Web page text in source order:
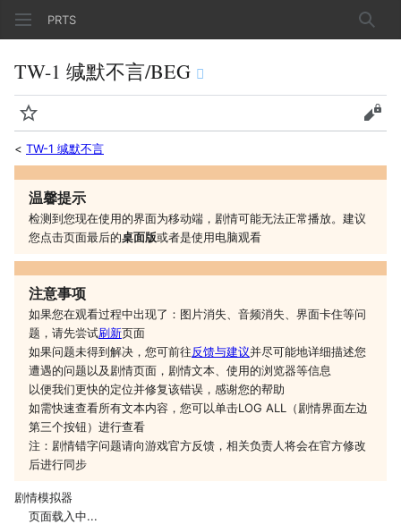
PRTS 搜索
TW-1 缄默不言/BEG
监视
查看
< TW-1 缄默不言
温馨提示
检测到您现在使用的界面为移动端，剧情可能无法正常播放。建议
您点击页面最后的桌面版或者是使用电脑观看
注意事项
如果您在观看过程中出现了：图片消失、音频消失、界面卡住等问
题，请先尝试刷新页面
如果问题未得到解决，您可前往反馈与建议并尽可能地详细描述您
遭遇的问题以及剧情页面，剧情文本、使用的浏览器等信息
以便我们更快的定位并修复该错误，感谢您的帮助
如需快速查看所有文本内容，您可以单击LOG ALL（剧情界面左边
第三个按钮）进行查看
注：剧情错字问题请向游戏官方反馈，相关负责人将会在官方修改
后进行同步
剧情模拟器
页面载入中...